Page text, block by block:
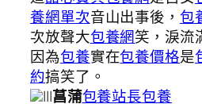
養網單次音山出事後，包
次放聲大包養網笑，淚流
因為包養實在包養價格是
約搞笑了。
|||菖蒲包養站長包養